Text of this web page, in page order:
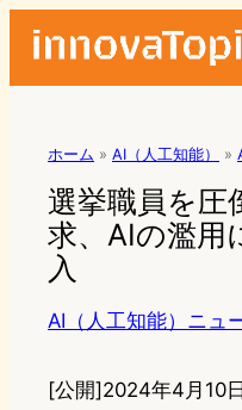
ホーム » AI（人工知能） »
選挙職員を圧
求、AIの濫用
入
AI（人工知能）ニュ
[公開]2024年4月10